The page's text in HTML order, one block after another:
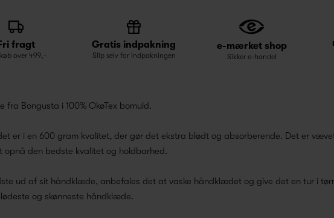
Fri fragt
over 499,-
Gratis indpakning
Slip selv for indpakningen
e-mærket shop
Sikker e-handel
Bongusta i 100% OkøTex bomuld.
er i en 600 gram kvalitet, der gør det ekstra blødt og absorberende. Det er
opnå den bedste kvalitet og holdbarhed.
ud af sit håndklæde, anbefales det at vaske håndklædet og give det en tur i
og skønneste håndklæde.